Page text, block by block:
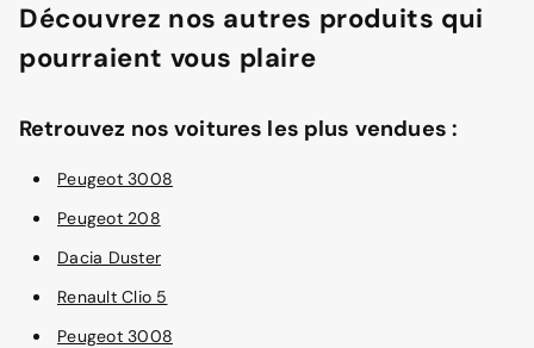
Découvrez nos autres produits qui
pourraient vous plaire
Retrouvez nos voitures les plus vendues :
Peugeot 3008
Peugeot 208
Dacia Duster
Renault Clio 5
Peugeot 3008